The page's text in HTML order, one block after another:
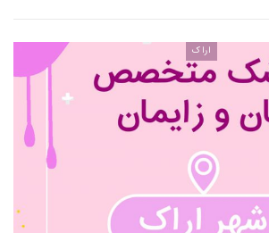
اراک